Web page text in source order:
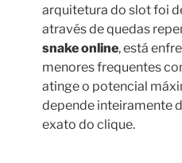
arquitetura do slot foi
através de quedas
snake online, está
menores frequentes
atinge o potencial
depende inteiramente
exato do clique.